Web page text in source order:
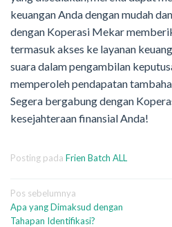
keuangan Anda dengan mudah
dengan Koperasi Mekar
termasuk akses ke layanan
suara dalam pengambilan
memperoleh pendapatan
Segera bergabung dengan
kesejahteraan finansial Anda!
Posting pada Frien Batch ALL
Navigasi
pos
Pos sebelumnya
Apa yang Dimaksud dengan
Tahapan Identifikasi?